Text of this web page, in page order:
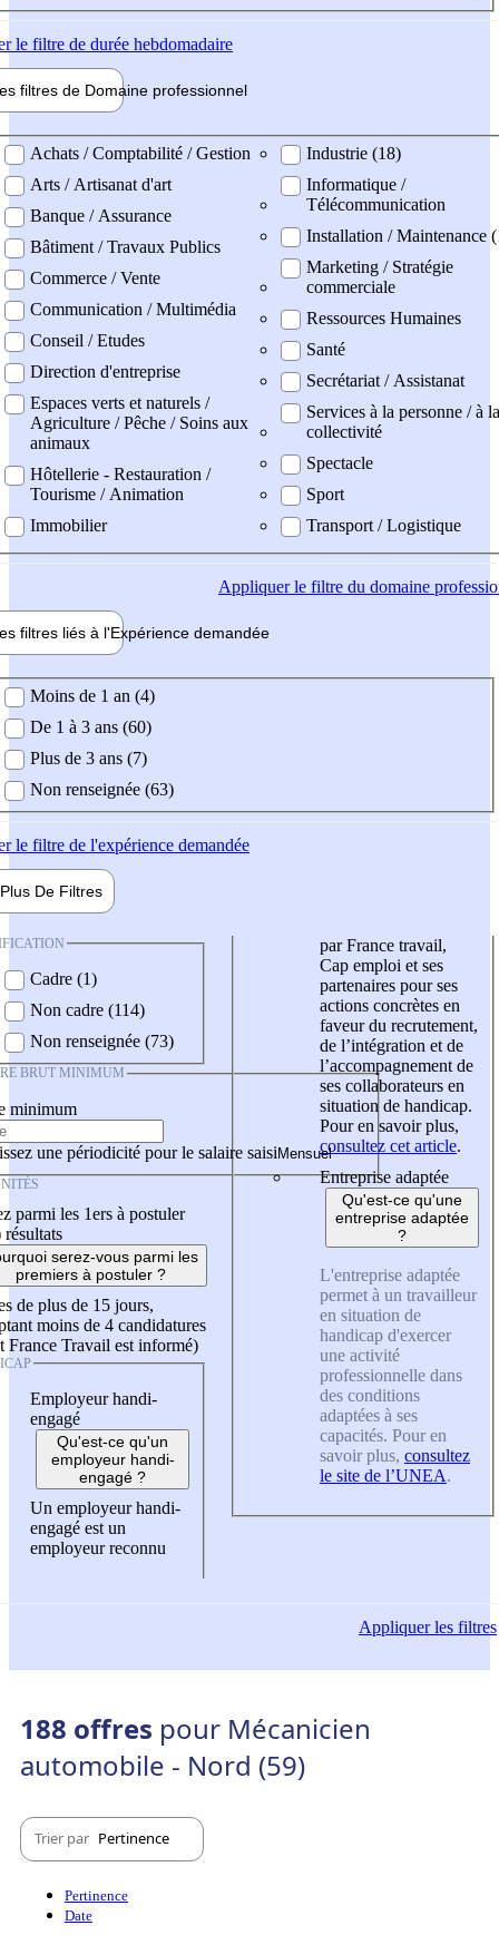
le filtre de durée hebdomadaire
filtres de Domaine professionnel
professionel
Achats / Comptabilité / Gestion
Arts / Artisanat d'art
Banque / Assurance
Bâtiment / Travaux Publics
Commerce / Vente
Communication / Multimédia
Conseil / Etudes
Direction d'entreprise
Espaces verts et naturels /
Agriculture / Pêche / Soins aux
animaux
Hôtellerie - Restauration /
Tourisme / Animation
Immobilier
Industrie (18)
Informatique /
Télécommunication
Installation / Maintenance
Marketing / Stratégie
commerciale
Ressources Humaines
Santé
Secrétariat / Assistanat
Services à la personne / à la
collectivité
Spectacle
Sport
Transport / Logistique
Appliquerle filtre du domaine
filtres liés à l'Expérience demandée
demandée
Moins de 1 an (4)
De 1 à 3 ans (60)
Plus de 3 ans (7)
Non renseignée (63)
le filtre de l'expérience demandée
Plus De Filtres
Cadre (1)
Non cadre (114)
Non renseignée (73)
BRUT MINIMUM
minimum
une périodicité pour le salaire saisi
parmi les 1ers à postuler
résultats
serez-vous parmi les
premiers à postuler ?
de plus de 15 jours,
moins de 4 candidatures
France Travail est informé)
Employeur handi-
engagé
Qu'est-ce qu'un
employeur handi-
engagé ?
Un employeur handi-
engagé est un
employeur reconnu
par France travail,
Cap emploi et ses
partenaires pour ses
actions concrètes en
faveur du recrutement,
de l’intégration et de
l’accompagnement de
ses collaborateurs en
situation de handicap.
Pour en savoir plus,
consultez cet article.
Entreprise adaptée
Qu'est-ce qu'une
entreprise adaptée
?
L'entreprise adaptée
permet à un travailleur
en situation de
handicap d'exercer
une activité
professionnelle dans
des conditions
adaptées à ses
capacités. Pour en
savoir plus, consultez
le site de l’UNEA.
Appliquerles filtres
188 offres pour Mécanicien
automobile - Nord (59)
Trier par Pertinence
Pertinence
Date